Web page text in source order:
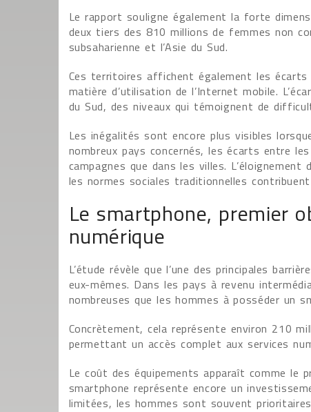
Le rapport souligne également la forte
deux tiers des 810 millions de femmes non
subsaharienne et l’Asie du Sud.
Ces territoires affichent également les
matière d’utilisation de l’Internet mobile.
du Sud, des niveaux qui témoignent de
Les inégalités sont encore plus visibles
nombreux pays concernés, les écarts entre
campagnes que dans les villes.
les normes sociales traditionnelles
Le smartphone, premier
numérique
L’étude révèle que l’une des principales
eux-mêmes. Dans les pays à revenu
nombreuses que les hommes à posséder un
Concrètement, cela représente environ 210
permettant un accès complet aux services
Le coût des équipements apparaît comme le
smartphone représente encore un
limitées, les hommes sont souvent